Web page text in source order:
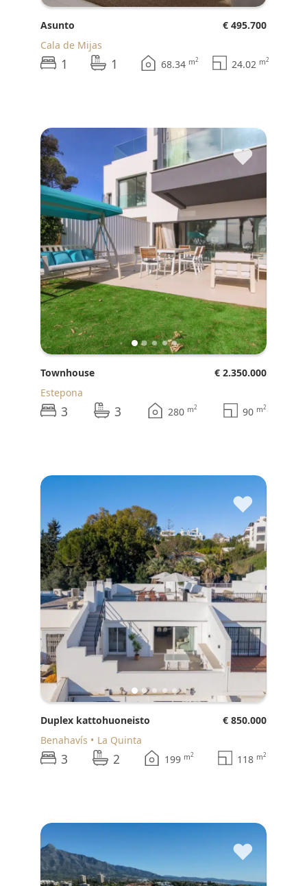
Asunto
€ 495.700
Cala de Mijas
1 1 68.34 m2 24.02 m2
♥
Townhouse
€ 2.350.000
Estepona
3 3 280 m2 90 m2
♥
Duplex kattohuoneisto
€ 850.000
Benahavís
La Quinta
3 2 199 m2 118 m2
♥